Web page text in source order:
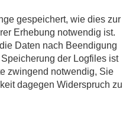
gespeichert, wie dies zur
Erhebung notwendig ist.
Daten nach Beendigung
der Logfiles ist
zwingend notwendig, Sie
dagegen Widerspruch zu